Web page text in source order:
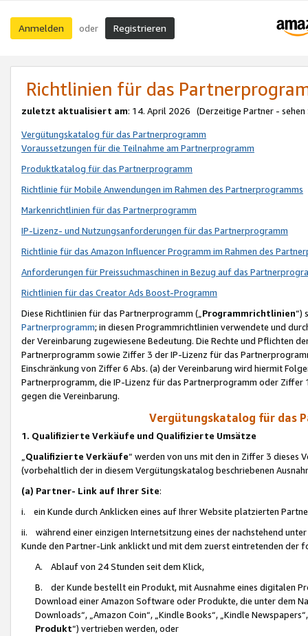
Anmelden oder Registrieren
Richtlinien für das
zuletzt aktualisiert am: 14. April 2026 (Derzeitige Partner - sehen
Vergütungskatalog für das Partnerprogramm
Voraussetzungen für die Teilnahme am Partnerprogramm
Produktkatalog für das Partnerprogramm
Richtlinie für Mobile Anwendungen im Rahmen des Partnerprogramms
Markenrichtlinien für das Partnerprogramm
IP-Lizenz- und Nutzungsanforderungen für das Partnerprogramm
Richtlinie für das Amazon Influencer Programm im Rahmen des
Anforderungen für Preissuchmaschinen in Bezug auf das
Richtlinien für das Creator Ads Boost-Programm
Diese Richtlinien für das Partnerprogramm („Programmrichtlinien“)
Partnerprogramm; in diesen Programmrichtlinien verwendete und
der Vereinbarung zugewiesene Bedeutung. Die Rechte und Pflichten
Partnerprogramm sowie Ziffer 3 der IP-Lizenz für das
Einschränkung von Ziffer 6 Abs. (a) der Vereinbarung wird hiermit
Partnerprogramm, die IP-Lizenz für das Partnerprogramm oder
gegen die Vereinbarung.
Vergütungskatalog für das
1. Qualifizierte Verkäufe und Qualifizierte Umsätze
Qualifizierte Verkäufe“ werden von uns mit den in Ziffer 3
(vorbehaltlich der in diesem Vergütungskatalog beschriebenen
(a) Partner- Link auf Ihrer Site:
i. ein Kunde durch Anklicken eines auf Ihrer Website platzierten
ii. während einer einzigen Internetsitzung eines der nachstehend
Kunde den Partner-Link anklickt und mit dem zuerst eintretenden der
A. Ablauf von 24 Stunden seit dem Klick,
B. der Kunde bestellt ein Produkt, mit Ausnahme eines digitalen
Download einer Amazon Software oder Produkte, die unter dem
Downloads“, „Amazon Coin“, „Kindle Books“, „Kindle
Produkt“) vertrieben werden, oder